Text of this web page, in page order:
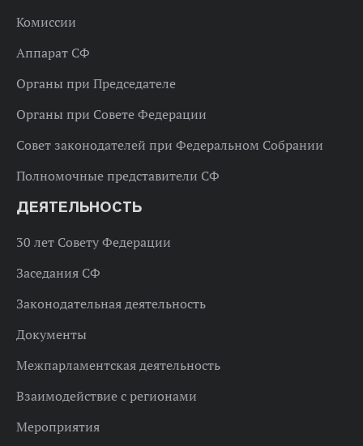
Комиссии
Аппарат СФ
Органы при Председателе
Органы при Совете Федерации
Совет законодателей при Федеральном Собрании
Полномочные представители СФ
ДЕЯТЕЛЬНОСТЬ
30 лет Совету Федерации
Заседания СФ
Законодательная деятельность
Документы
Межпарламентская деятельность
Взаимодействие с регионами
Мероприятия